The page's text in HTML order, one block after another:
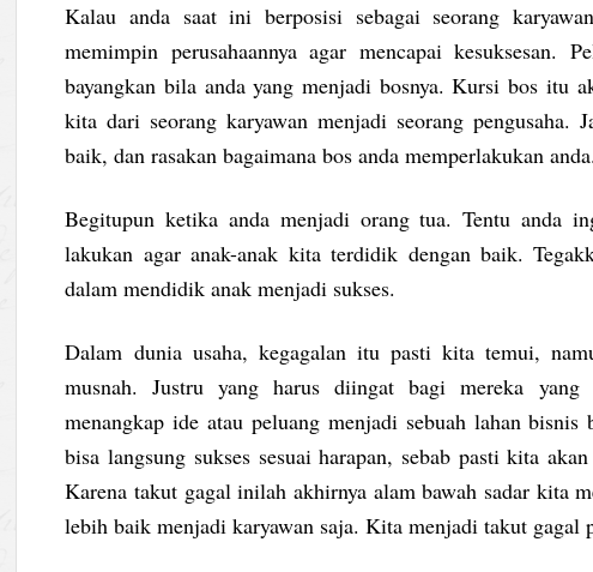
Kalau anda saat ini berposisi sebagai seorang
memimpin perusahaannya agar mencapai kesuksesan.
bayangkan bila anda yang menjadi bosnya. Kursi bos itu
kita dari seorang karyawan menjadi seorang pengusaha.
baik, dan rasakan bagaimana bos anda memperlakukan anda.
Begitupun ketika anda menjadi orang tua. Tentu anda
lakukan agar anak-anak kita terdidik dengan baik.
dalam mendidik anak menjadi sukses.
Dalam dunia usaha, kegagalan itu pasti kita temui,
musnah. Justru yang harus diingat bagi mereka yang
menangkap ide atau peluang menjadi sebuah lahan
bisa langsung sukses sesuai harapan, sebab pasti kita
Karena takut gagal inilah akhirnya alam bawah sadar kita
lebih baik menjadi karyawan saja. Kita menjadi takut gagal